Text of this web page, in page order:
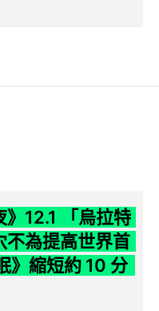
》12.1 「烏拉特
不為提高世界首
》縮短約 10 分